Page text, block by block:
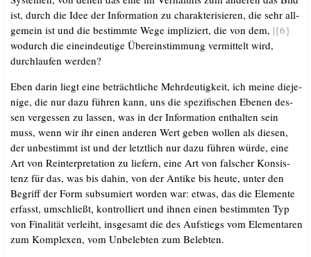
ist, durch die Idee der Infor­ma­ti­on zu cha­rak­te­ri­sie­ren, die sehr all­
ge­mein ist und die bestimm­te Wege impli­ziert, die von dem, |{6}
wodurch die ein­ein­deu­ti­ge Über­ein­stim­mung ver­mit­telt wird,
durch­lau­fen werden?
Eben dar­in liegt eine beträcht­li­che Mehr­deu­tig­keit, ich mei­ne die­je­
ni­ge, die nur dazu füh­ren kann, uns die spe­zi­fi­schen Ebe­nen des­
sen ver­ges­sen zu las­sen, was in der Infor­ma­ti­on ent­hal­ten sein
muss, wenn wir ihr einen ande­ren Wert geben wol­len als die­sen,
der unbe­stimmt ist und der letzt­lich nur dazu füh­ren wür­de, eine
Art von Reinter­pre­ta­ti­on zu lie­fern, eine Art von fal­scher Kon­sis­
tenz für das, was bis dahin, von der Anti­ke bis heu­te, unter den
Begriff der Form sub­su­miert wor­den war: etwas, das die Ele­men­te
erfasst, umschließt, kon­trol­liert und ihnen einen bestimm­ten Typ
von Fina­li­tät ver­leiht, ins­ge­samt die des Auf­stiegs vom Ele­men­ta­ren
zum Kom­ple­xen, vom Unbe­leb­ten zum Belebten.